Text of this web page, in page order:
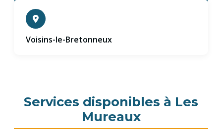
Voisins-le-Bretonneux
Services disponibles à Les
Mureaux